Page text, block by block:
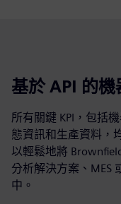
基於 API 的
所有關鍵 KPI，包括
態資訊和生產資料，
以輕鬆地將
分析解決方案、MES
中。